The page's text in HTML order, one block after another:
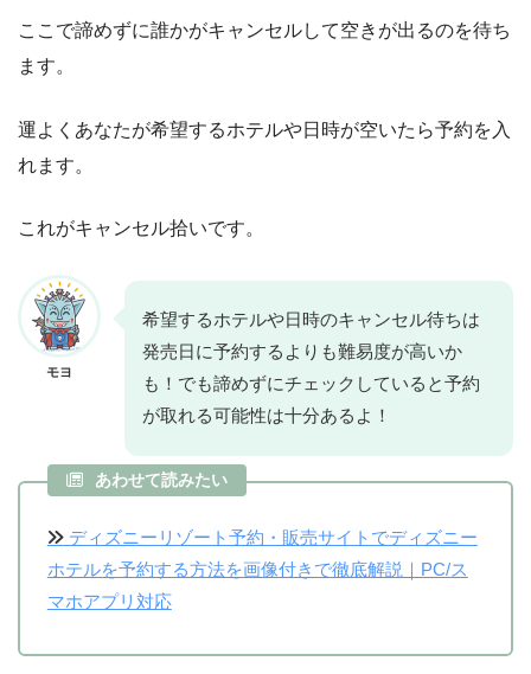
ここで諦めずに誰かがキャンセルして空きが出るのを待ち
ます。
運よくあなたが希望するホテルや日時が空いたら予約を入
れます。
これがキャンセル拾いです。
モヨ
希望するホテルや日時のキャンセル待ちは
発売日に予約するよりも難易度が高いか
も！でも諦めずにチェックしていると予約
が取れる可能性は十分あるよ！
あわせて読みたい
ディズニーリゾート予約・販売サイトでディズニー
ホテルを予約する方法を画像付きで徹底解説｜PC/ス
マホアプリ対応